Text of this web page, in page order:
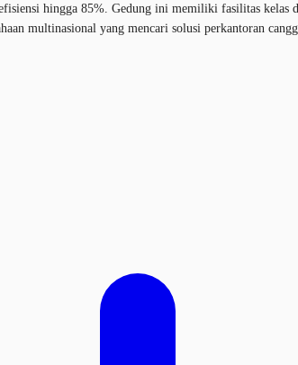
hingga 85%. Gedung ini memiliki fasilitas
multinasional yang mencari solusi perkantoran